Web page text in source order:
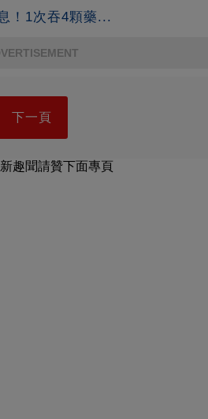
！1次吞4顆藥...
下一頁
趣聞請贊下面專頁